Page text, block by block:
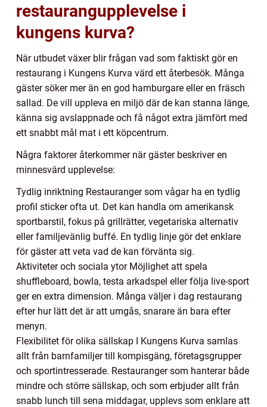
restaurangupplevelse i
kungens kurva?
När utbudet växer blir frågan vad som faktiskt gör en
restaurang i Kungens Kurva värd ett återbesök. Många
gäster söker mer än en god hamburgare eller en fräsch
sallad. De vill uppleva en miljö där de kan stanna länge,
känna sig avslappnade och få något extra jämfört med
ett snabbt mål mat i ett köpcentrum.
Några faktorer återkommer när gäster beskriver en
minnesvärd upplevelse:
Tydlig inriktning Restauranger som vågar ha en tydlig
profil sticker ofta ut. Det kan handla om amerikansk
sportbarstil, fokus på grillrätter, vegetariska alternativ
eller familjevänlig buffé. En tydlig linje gör det enklare
för gäster att veta vad de kan förvänta sig.
Aktiviteter och sociala ytor Möjlighet att spela
shuffleboard, bowla, testa arkadspel eller följa live-sport
ger en extra dimension. Många väljer i dag restaurang
efter hur lätt det är att umgås, snarare än bara efter
menyn.
Flexibilitet för olika sällskap I Kungens Kurva samlas
allt från barnfamiljer till kompisgäng, företagsgrupper
och sportintresserade. Restauranger som hanterar både
mindre och större sällskap, och som erbjuder allt från
snabb lunch till sena middagar, upplevs som enklare att